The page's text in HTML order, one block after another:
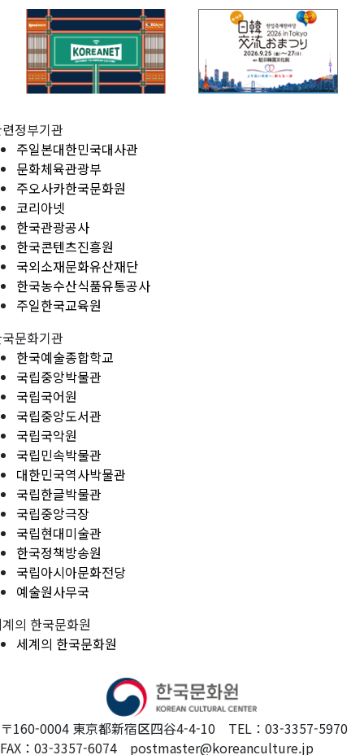
정부기관
주일본대한민국대사관
문화체육관광부
주오사카한국문화원
코리아넷
한국관광공사
한국콘텐츠진흥원
국외소재문화유산재단
한국농수산식품유통공사
주일한국교육원
문화기관
한국예술종합학교
국립중앙박물관
국립국어원
국립중앙도서관
국립국악원
국립민속박물관
대한민국역사박물관
국립한글박물관
국립중앙극장
국립현대미술관
한국정책방송원
국립아시아문화전당
예술원사무국
의 한국문화원
세계의 한국문화원
〒160-0004 東京都新宿区四谷4-4-10 TEL：03-3357-5970
FAX：03-3357-6074 postmaster@koreanculture.jp